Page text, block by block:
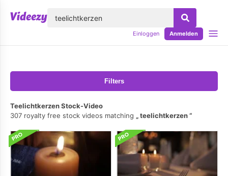
Einloggen Anmelden
Filters
Teelichtkerzen Stock-Video
307 royalty free stock videos matching
teelichtkerzen